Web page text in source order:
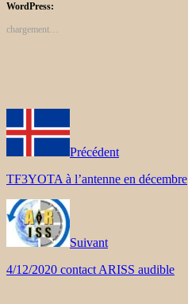
WordPress:
chargement…
Précédent
TF3YOTA à l’antenne en décembre
Suivant
4/12/2020 contact ARISS audible